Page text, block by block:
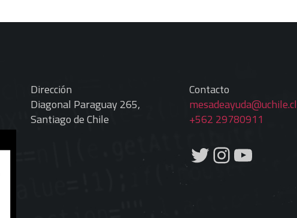
Dirección
Diagonal Paraguay 265,
Santiago de Chile
Contacto
mesadeayuda@uchile.cl
+562 29780911
Twitter
Instagram
YouTube